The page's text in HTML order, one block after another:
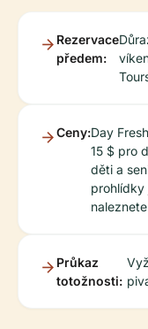
Rezervace
předem:
Ceny:Day
15 $ pro
děti a
prohlídky
Průkaz
totožnosti: